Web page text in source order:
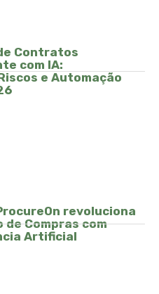
Contratos
com IA:
e Automação
revoluciona
de Compras com
Artificial